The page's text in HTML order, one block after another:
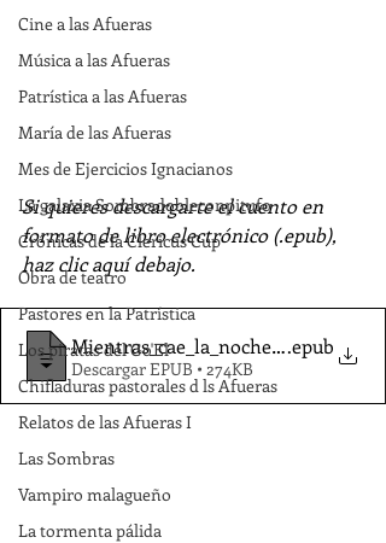
Cine a las Afueras
Música a las Afueras
Patrística a las Afueras
María de las Afueras
Mes de Ejercicios Ignacianos
La galaxia Sombradobleconpitufo
Crónicas de la Clericus Cup
Obra de teatro
Pastores en la Patrística
Los piratas del Go'El
Chifladuras pastorales d ls Afueras
Relatos de las Afueras I
Las Sombras
Vampiro malagueño
La tormenta pálida
Si quieres descargarte el cuento en
formato de libro electrónico (.epub),
haz clic aquí debajo.
Mientras_cae_la_noche-Llamas_JM_
.epub
Descargar EPUB • 274KB